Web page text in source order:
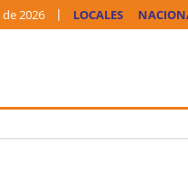
de 2026 LOCALES